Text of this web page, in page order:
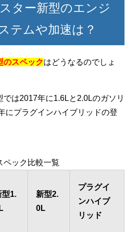
ター新型のエンジ
テムや加速は？
のスペックはどうなるのでしょ
は2017年に1.6Lと2.0Lのガソリ
にプラグインハイブリッドの登
ペック比較一覧
型1.
新型2.
0L
プラグイ
ンハイブ
リッド